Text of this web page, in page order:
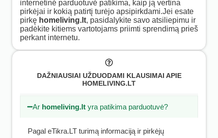
internetinė parduotuvė patikima, kaip ją vertina
pirkėjai ir kokią patirtį turėjo apsipirkdami.Jei esate
pirkę homeliving.lt, pasidalykite savo atsiliepimu ir
padėkite kitiems vartotojams priimti sprendimą prieš
perkant internetu.
DAŽNIAUSIAI UŽDUODAMI KLAUSIMAI APIE
HOMELIVING.LT
Ar homeliving.lt yra patikima parduotuvė?
Pagal eTikra.LT turimą informaciją ir pirkėjų